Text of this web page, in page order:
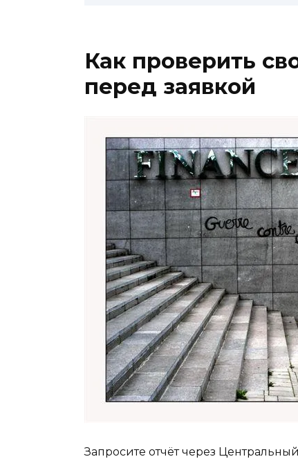
Как проверить
перед заявкой
Запросите отчёт через